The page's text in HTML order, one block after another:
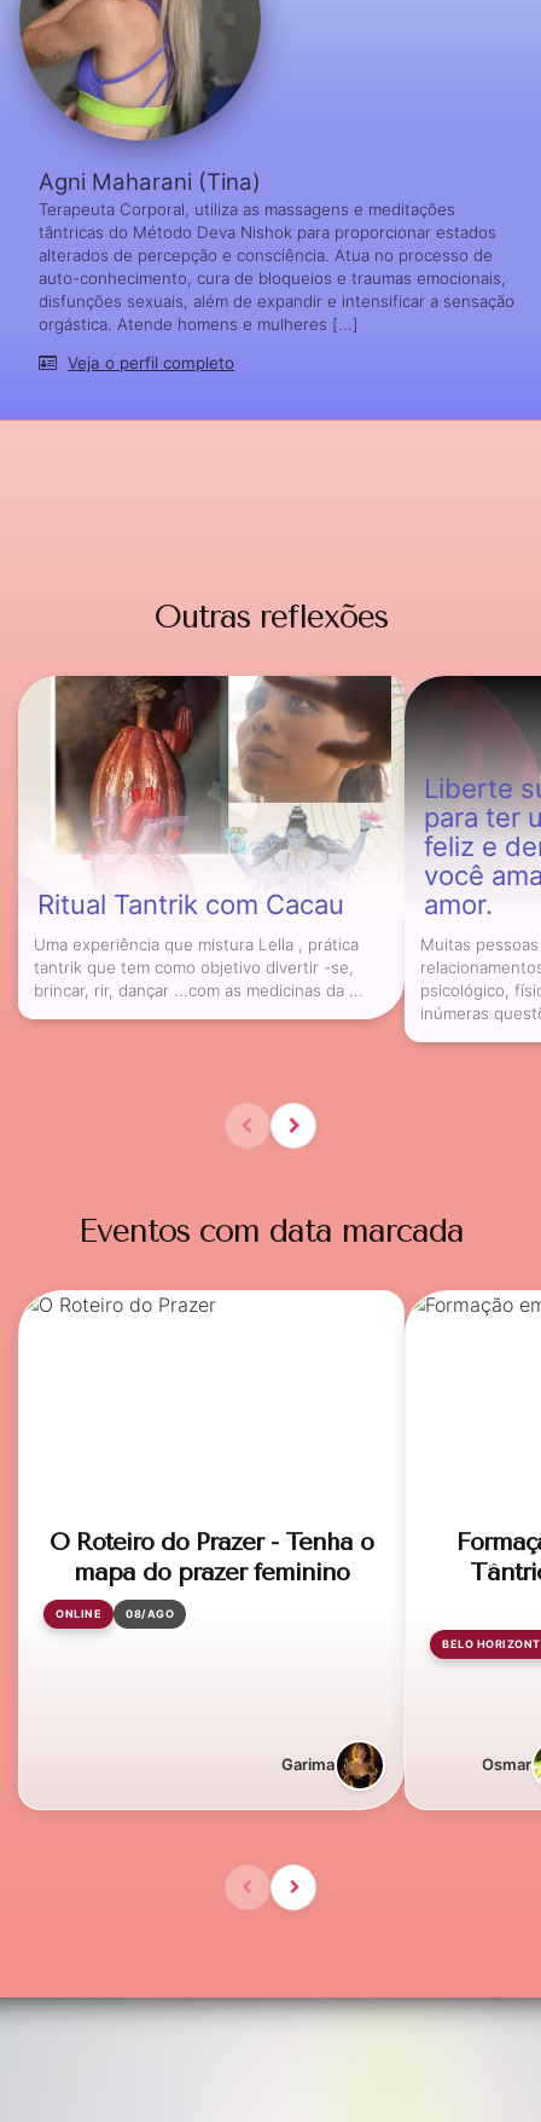
Agni Maharani (Tina)
Terapeuta Corporal, utiliza as massagens e meditações
tântricas do Método Deva Nishok para proporcionar estados
alterados de percepção e consciência. Atua no processo de
auto-conhecimento, cura de bloqueios e traumas emocionais,
disfunções sexuais, além de expandir e intensificar a sensação
orgástica. Atende homens e mulheres [...]
Veja o perfil completo
Outras reflexões
Ritual Tantrik com Cacau
Uma experiência que mistura Lella , prática
tantrik que tem como objetivo divertir -se,
brincar, rir, dançar ...com as medicinas da ...
Liberte
para ter
feliz e
você
amor.
Muitas
psicológico,
inúmeras
Eventos com data marcada
O Roteiro do Prazer - Tenha o
mapa do prazer feminino
ONLINE 08/AGO
Garima
BELO
Osmar